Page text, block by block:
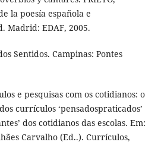
la poesía española e
Madrid: EDAF, 2005.
Sentidos. Campinas: Pontes
e pesquisas com os cotidianos: o
currículos ‘pensadospraticados’
dos cotidianos das escolas. Em:
Carvalho (Ed..). Currículos,